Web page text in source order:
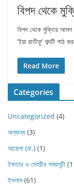
বিপদ থেকে
বিপদ থেকে মুক্তির আমল
‘ইয়া রাতীফু’ শব্দটি পাঠ
Read More
Categories
Uncategorized (4)
অন্যান্য (3)
আয়েশা (রা.) (1)
ইফতার ও সেহরীর সময়সূচী
ইসলাম(61)